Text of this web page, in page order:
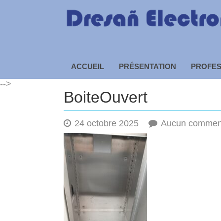
Dresañ Electronique –
ACCUEIL PRÉSENTATION
-->
BoiteOuvert
24 octobre 2025 Aucun